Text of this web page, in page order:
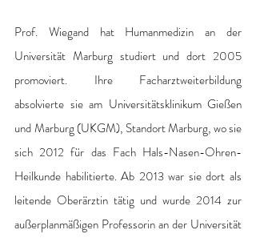
Prof. Wiegand hat Humanmedizin an der
Universität Marburg studiert und dort 2005
promoviert. Ihre Facharztweiterbildung
absolvierte sie am Universitätsklinikum Gießen
und Marburg (UKGM), Standort Marburg, wo sie
sich 2012 für das Fach Hals-Nasen-Ohren-
Heilkunde habilitierte. Ab 2013 war sie dort als
leitende Oberärztin tätig und wurde 2014 zur
außerplanmäßigen Professorin an der Universität